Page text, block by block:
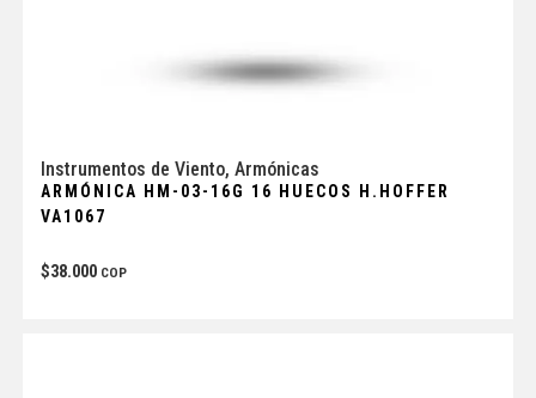
Instrumentos de Viento, Armónicas
ARMÓNICA HM-03-16G 16 HUECOS H.HOFFER
VA1067
$38.000 COP